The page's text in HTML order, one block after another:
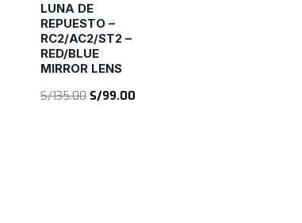
LUNA DE
REPUESTO –
RC2/AC2/ST2 –
RED/BLUE
MIRROR LENS
S/135.00 El
S/99.00El